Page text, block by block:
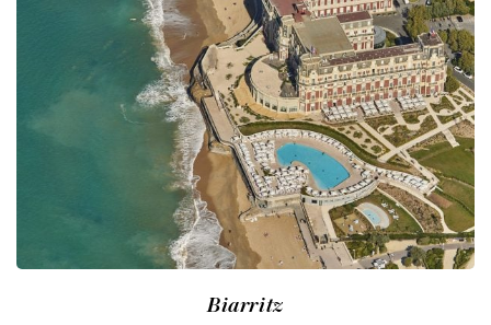
Biarritz